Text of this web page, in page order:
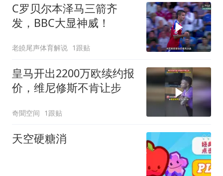
C罗贝尔本泽马三箭齐
发，BBC大显神威！
老皢尾声体育解说 1跟贴
皇马开出2200万欧续约报
价，维尼修斯不肯让步
奇聞空间 1跟贴
天空硬糖消